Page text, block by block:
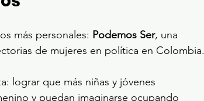
más personales: Podemos Ser, una
de mujeres en política en Colombia.
lograr que más niñas y jóvenes
y puedan imaginarse ocupando